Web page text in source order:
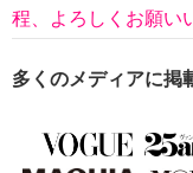
程、よろしくお願い
多くのメディアに掲